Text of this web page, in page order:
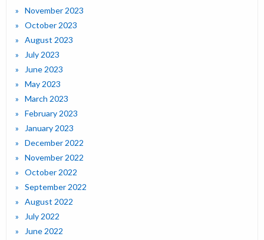
November 2023
October 2023
August 2023
July 2023
June 2023
May 2023
March 2023
February 2023
January 2023
December 2022
November 2022
October 2022
September 2022
August 2022
July 2022
June 2022